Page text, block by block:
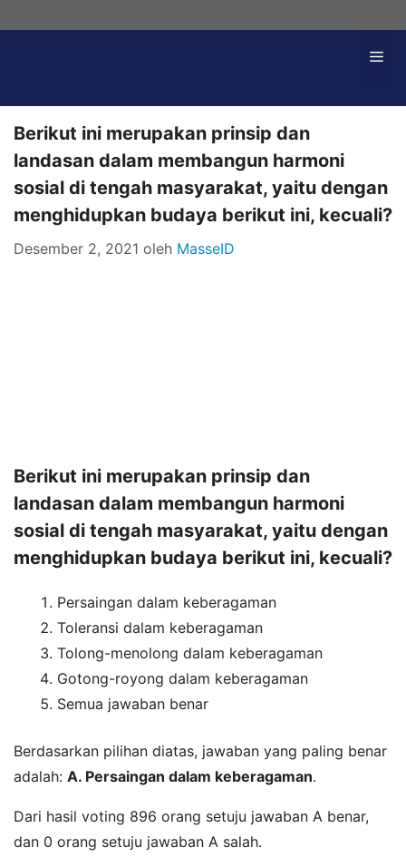
Berikut ini merupakan prinsip dan
landasan dalam membangun harmoni
sosial di tengah masyarakat, yaitu dengan
menghidupkan budaya berikut ini, kecuali?
Desember 2, 2021 oleh MasseID
Berikut ini merupakan prinsip dan
landasan dalam membangun harmoni
sosial di tengah masyarakat, yaitu dengan
menghidupkan budaya berikut ini, kecuali?
Persaingan dalam keberagaman
Toleransi dalam keberagaman
Tolong-menolong dalam keberagaman
Gotong-royong dalam keberagaman
Semua jawaban benar
Berdasarkan pilihan diatas, jawaban yang paling benar
adalah: A. Persaingan dalam keberagaman.
Dari hasil voting 896 orang setuju jawaban A benar,
dan 0 orang setuju jawaban A salah.